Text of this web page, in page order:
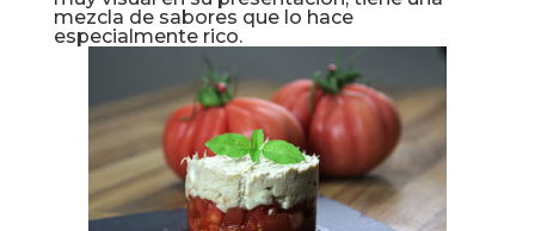
mezcla de sabores que lo hace
especialmente rico.